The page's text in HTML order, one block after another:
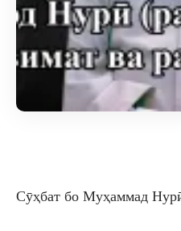
Сӯҳбат бо Муҳаммад